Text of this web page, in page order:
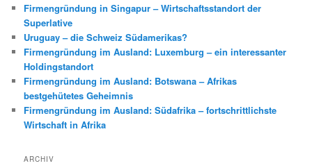
Firmengründung in Singapur – Wirtschaftsstandort der
Superlative
Uruguay – die Schweiz Südamerikas?
Firmengründung im Ausland: Luxemburg – ein interessanter
Holdingstandort
Firmengründung im Ausland: Botswana – Afrikas
bestgehütetes Geheimnis
Firmengründung im Ausland: Südafrika – fortschrittlichste
Wirtschaft in Afrika
ARCHIV